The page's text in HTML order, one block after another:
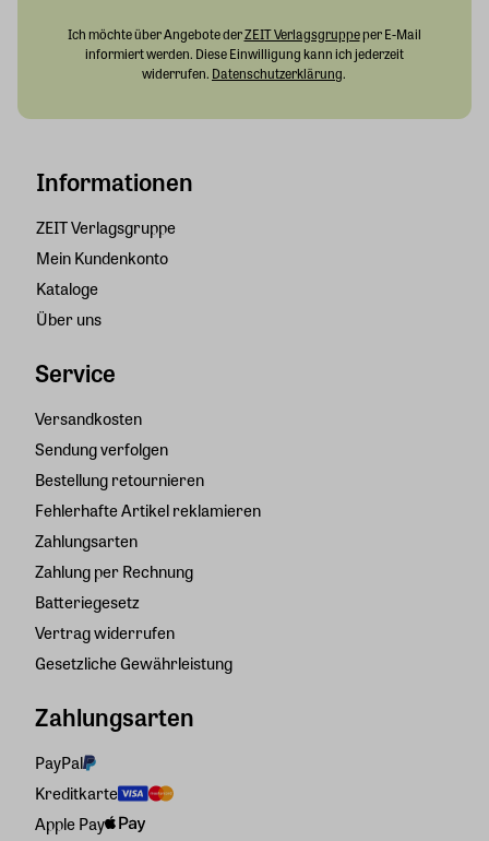
Informationen
ZEIT Verlagsgruppe
Mein Kundenkonto
Kataloge
Über uns
Service
Versandkosten
Sendung verfolgen
Bestellung retournieren
Fehlerhafte Artikel reklamieren
Zahlungsarten
Zahlung per Rechnung
Batteriegesetz
Vertrag widerrufen
Gesetzliche Gewährleistung
Zahlungsarten
PayPal
Kreditkarte
Apple Pay
Ich möchte über Angebote derZEIT Verlagsgruppeper E-Mail
informiert werden. Diese Einwilligung kann ich jederzeit
widerrufen. Datenschutzerklärung.